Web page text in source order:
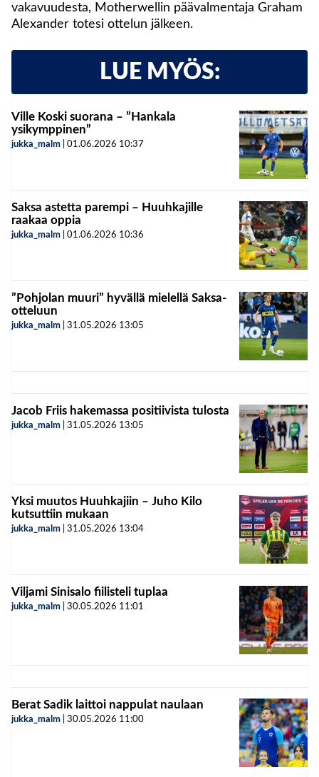
vakavuudesta, Motherwellin päävalmentaja Graham
Alexander totesi ottelun jälkeen.
LUE MYÖS:
Ville Koski suorana – ”Hankala
ysikymppinen”
jukka_malm 01.06.2026 10:37
Saksa astetta parempi – Huuhkajille
raakaa oppia
jukka_malm 01.06.2026 10:36
”Pohjolan muuri” hyvällä mielellä Saksa-
otteluun
jukka_malm 31.05.2026 13:05
Jacob Friis hakemassa positiivista tulosta
jukka_malm 31.05.2026 13:05
Yksi muutos Huuhkajiin – Juho Kilo
kutsuttiin mukaan
jukka_malm 31.05.2026 13:04
Viljami Sinisalo fiilisteli tuplaa
jukka_malm 30.05.2026 11:01
Berat Sadik laittoi nappulat naulaan
jukka_malm 30.05.2026 11:00